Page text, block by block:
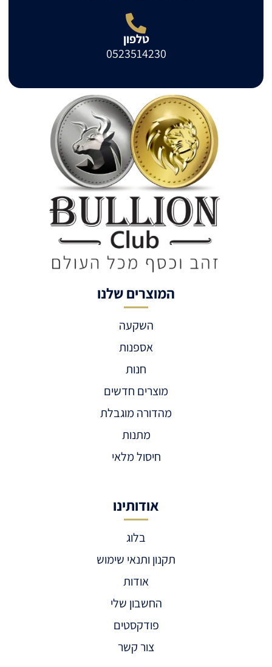
טלפון
0523514230
המוצרים שלנו
השקעה
אספנות
חנות
מוצרים חדשים
מהדורה מוגבלת
מתנות
חיסול מלאי
אודותינו
בלוג
תקנון ותנאי שימוש
אודות
החשבון שלי
פודקסטים
צור קשר